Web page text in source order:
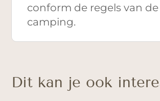
conform de regels van de
camping.
Dit kan je ook